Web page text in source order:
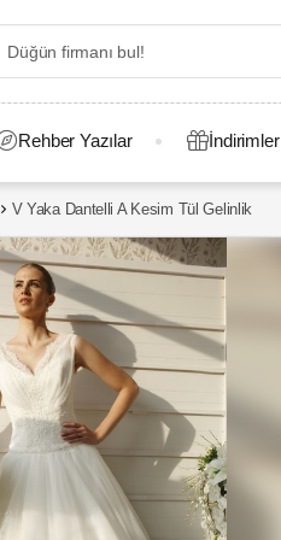
Rehber Yazılar İndirimler
V Yaka Dantelli A Kesim Tül Gelinlik